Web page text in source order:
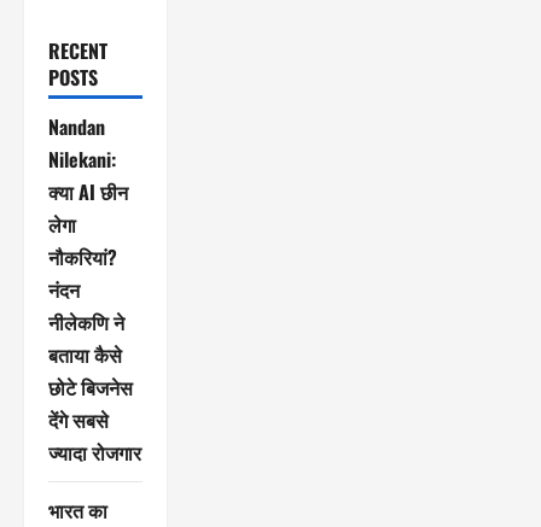
RECENT
POSTS
Nandan
Nilekani:
क्या AI छीन
लेगा
नौकरियां?
नंदन
नीलेकणि ने
बताया कैसे
छोटे बिजनेस
देंगे सबसे
ज्यादा रोजगार
भारत का